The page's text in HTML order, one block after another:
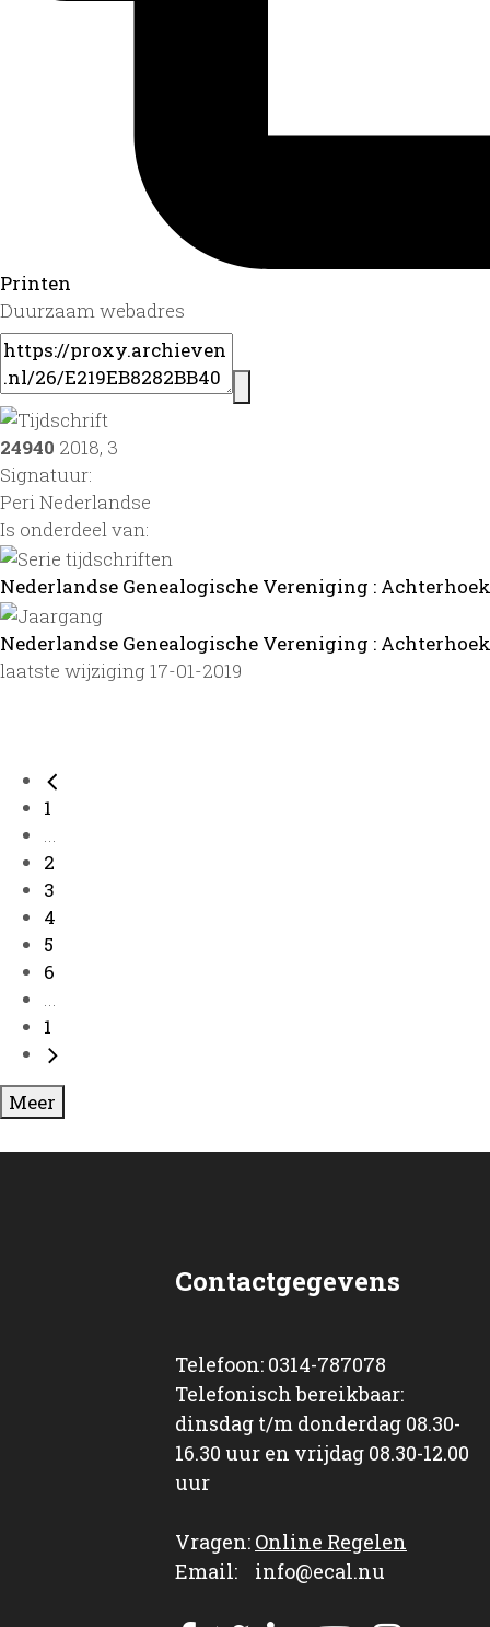
Printen
Duurzaam webadres
24940 2018, 3
Signatuur:
Peri Nederlandse
Is onderdeel van:
Nederlandse Genealogische Vereniging :
Nederlandse Genealogische Vereniging :
laatste wijziging 17-01-2019
1
...
2
3
4
5
6
...
1
Meer
Contactgegevens
Telefoon: 0314-787078
Telefonisch bereikbaar:
dinsdag t/m donderdag 08.30-
16.30 uur en vrijdag 08.30-12.00
uur
Vragen: Online Regelen
Email: info@ecal.nu